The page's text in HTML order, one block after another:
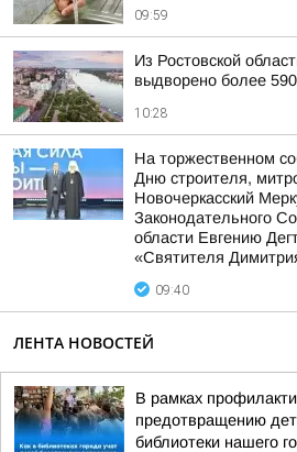
09:59
Из Ростовской
выдворено более
10:28
На торжественном
Дню строителя,
Новочеркасский
Законодательного
области Евгению
«Святителя
09:40
ЛЕНТА НОВОСТЕЙ
В рамках
предотвращению
библиотеки нашего